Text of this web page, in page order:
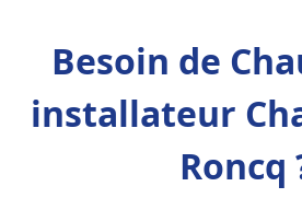
Besoin de
installateur
Roncq